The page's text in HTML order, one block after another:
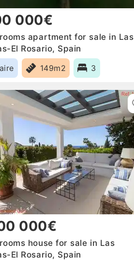
000€
apartment for sale in Las
El Rosario, Spain
149m2 3
000€
house for sale in Las
El Rosario, Spain